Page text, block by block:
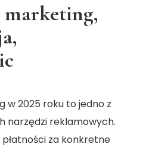
marketing,
2025 roku to jedno z
narzędzi reklamowych.
za konkretne